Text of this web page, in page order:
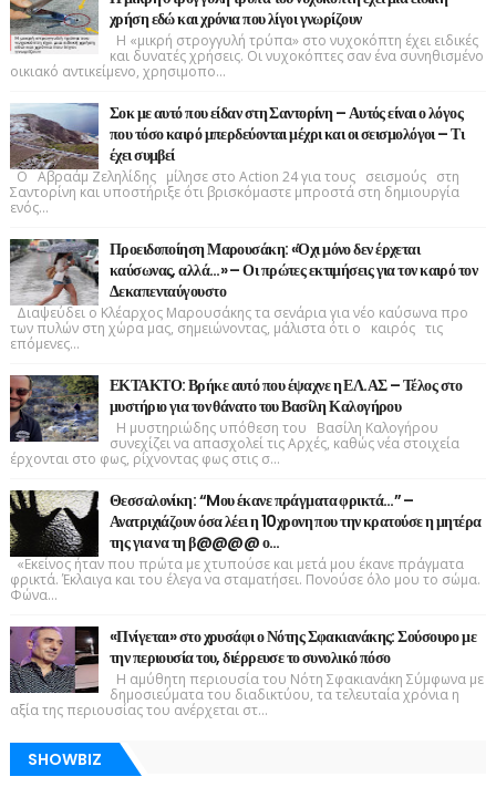
χρήση εδώ και χρόνια που λίγοι γνωρίζουν
Η «μικρή στρογγυλή τρύπα» στο νυχοκόπτη έχει ειδικές
και δυνατές χρήσεις. Οι νυχοκόπτες σαν ένα συνηθισμένο
οικιακό αντικείμενο, χρησιμοπο...
Σοκ με αυτό που είδαν στη Σαντορίνη – Αυτός είναι ο λόγος
που τόσο καιρό μπερδεύονται μέχρι και οι σεισμολόγοι – Τι
έχει συμβεί
Ο Αβραάμ Ζεληλίδης μίλησε στο Action 24 για τους σεισμούς στη
Σαντορίνη και υποστήριξε ότι βρισκόμαστε μπροστά στη δημιουργία
ενός...
Προειδοποίηση Μαρουσάκη: «Όχι μόνο δεν έρχεται
καύσωνας, αλλά…» – Οι πρώτες εκτιμήσεις για τον καιρό τον
Δεκαπενταύγουστο
Διαψεύδει ο Κλέαρχος Μαρουσάκης τα σενάρια για νέο καύσωνα προ
των πυλών στη χώρα μας, σημειώνοντας, μάλιστα ότι ο καιρός τις
επόμενες...
ΕΚΤΑΚΤΟ: Βρήκε αυτό που έψαχνε η ΕΛ.ΑΣ – Τέλος στο
μυστήριο για τον θάνατο του Βασίλη Καλογήρου
Η μυστηριώδης υπόθεση του Βασίλη Καλογήρου
συνεχίζει να απασχολεί τις Αρχές, καθώς νέα στοιχεία
έρχονται στο φως, ρίχνοντας φως στις σ...
Θεσσαλονίκη: “Mου έκανε πράγματα φρικτά…” –
Ανατριχιάζουν όσα λέει η 10χρονη που την κρατούσε η μητέρα
της για να τη β@@@@ ο…
«Εκείνος ήταν που πρώτα με χτυπούσε και μετά μου έκανε πράγματα
φρικτά. Έκλαιγα και του έλεγα να σταματήσει. Πονούσε όλο μου το σώμα.
Φώνα...
«Πνίγεται» στο χρυσάφι ο Νότης Σφακιανάκης: Σούσουρο με
την περιουσία του, διέρρευσε το συνολικό πόσο
Η αμύθητη περιουσία του Νότη Σφακιανάκη Σύμφωνα με
δημοσιεύματα του διαδικτύου, τα τελευταία χρόνια η
αξία της περιουσίας του ανέρχεται στ...
SHOWBIZ